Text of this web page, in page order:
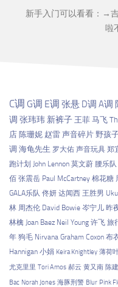
新手入门可以看看：→
啦
C调 G调 E调 张悬 D调 A调
调 张玮玮 新裤子 王菲马飞
店 陈珊妮 赵雷 声音碎片 野孩
调 海龟先生 罗大佑 声音玩具 郑
跑计划 John Lennon 莫文蔚 腰乐队
佰 张震岳 Paul McCartney 棉花糖
GALA乐队 佟妍 达闻西 王胜男
林 周杰伦 David Bowie 岑宁儿 昨
林檎 Joan Baez Neil Young 许飞 旅
年 狗毛 Nirvana Graham Coxon 布
Hannigan 小娟 Keira Knightley 薄荷
尤克里里 Tori Amos 郝云 黄又南 陈
Bac Norah Jones 海豚刑警 Blur Pink